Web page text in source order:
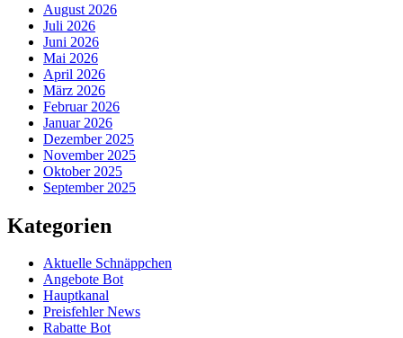
August 2026
Juli 2026
Juni 2026
Mai 2026
April 2026
März 2026
Februar 2026
Januar 2026
Dezember 2025
November 2025
Oktober 2025
September 2025
Kategorien
Aktuelle Schnäppchen
Angebote Bot
Hauptkanal
Preisfehler News
Rabatte Bot